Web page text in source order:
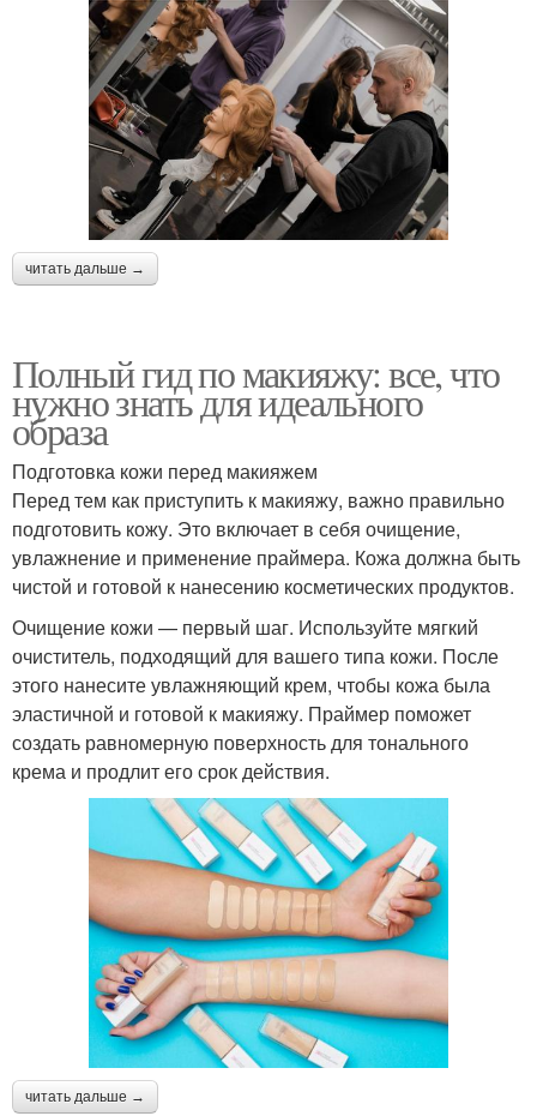
читать дальше →
Полный гид по макияжу: все, что
нужно знать для идеального
образа
Подготовка кожи перед макияжем
Перед тем как приступить к макияжу, важно правильно
подготовить кожу. Это включает в себя очищение,
увлажнение и применение праймера. Кожа должна быть
чистой и готовой к нанесению косметических продуктов.
Очищение кожи — первый шаг. Используйте мягкий
очиститель, подходящий для вашего типа кожи. После
этого нанесите увлажняющий крем, чтобы кожа была
эластичной и готовой к макияжу. Праймер поможет
создать равномерную поверхность для тонального
крема и продлит его срок действия.
читать дальше →